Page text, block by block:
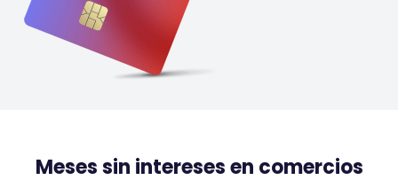
Meses sin intereses en comercios